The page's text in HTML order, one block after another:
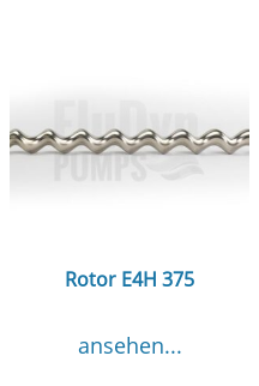
Rotor E4H 375
ansehen...